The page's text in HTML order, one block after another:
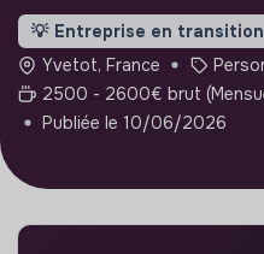
💡 Entreprise en transition
Yvetot, France
2500 - 2600€ brut
Publiée le 10/06/2026